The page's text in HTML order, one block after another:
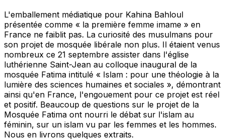
L'emballement médiatique pour Kahina Bahloul
présentée comme « la première femme imame » en
France ne faiblit pas. La curiosité des musulmans pour
son projet de mosquée libérale non plus. Il étaient venus
nombreux ce 21 septembre assister dans l'église
luthérienne Saint-Jean au colloque inaugural de la
mosquée Fatima intitulé « Islam : pour une théologie à la
lumière des sciences humaines et sociales », démontrant
ainsi qu'en France, l'engouement pour ce projet est réel
et positif. Beaucoup de questions sur le projet de la
Mosquée Fatima ont nourri le débat sur l'islam au
féminin, sur un islam vu par les femmes et les hommes.
Nous en livrons quelques extraits.